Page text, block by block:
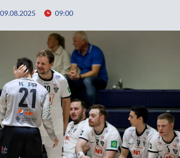
09.08.2025 09:00